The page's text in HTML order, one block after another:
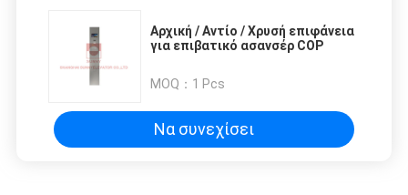
Αρχική / Αντίο / Χρυσή επιφάνεια
για επιβατικό ασανσέρ COP
MOQ： 1 Pcs
Να συνεχίσει